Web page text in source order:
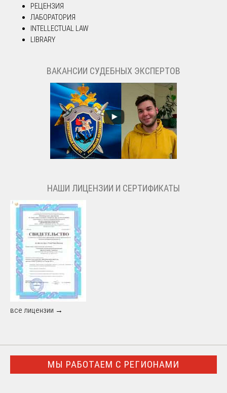
РЕЦЕНЗИЯ
ЛАБОРАТОРИЯ
INTELLECTUAL LAW
LIBRARY
ВАКАНСИИ СУДЕБНЫХ ЭКСПЕРТОВ
НАШИ ЛИЦЕНЗИИ И СЕРТИФИКАТЫ
все лицензии →
МЫ РАБОТАЕМ С РЕГИОНАМИ